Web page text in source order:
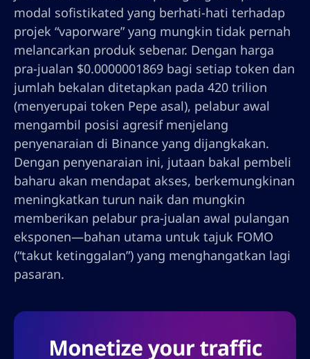
modal sofistikated yang berhati-hati terhadap
projek “vaporware” yang mungkin tidak pernah
melancarkan produk sebenar. Dengan harga
pra-jualan $0.0000001869 bagi setiap token dan
jumlah bekalan ditetapkan pada 420 trilion
(menyerupai token Pepe asal), pelabur awal
mengambil posisi agresif menjelang
penyenaraian di Binance yang dijangkakan.
Dengan penyenaraian ini, jutaan bakal pembeli
baharu akan mendapat akses, berkemungkinan
meningkatkan turun naik dan mungkin
memberikan pelabur pra-jualan awal pulangan
eksponen—bahan utama untuk tajuk FOMO
(“takut ketinggalan”) yang menghangatkan lagi
pasaran.